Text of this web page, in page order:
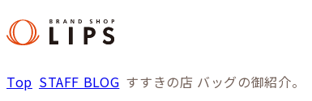
Top STAFF BLOG すすきの店 バッグの御紹介。